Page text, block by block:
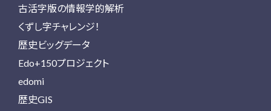
古活字版の情報学的解析
くずし字チャレンジ！
歴史ビッグデータ
Edo+150プロジェクト
edomi
歴史GIS